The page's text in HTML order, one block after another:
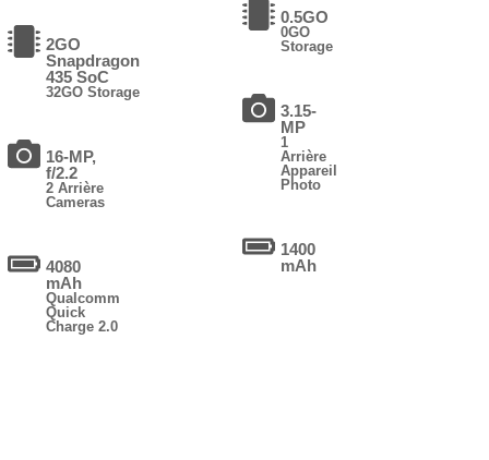
2GO
Snapdragon
435 SoC
32GO Storage
16-MP,
f/2.2
2 Arrière
Cameras
4080
mAh
Qualcomm
Quick
Charge 2.0
0.5GO
0GO
Storage
3.15-
MP
1
Arrière
Appareil
Photo
1400
mAh